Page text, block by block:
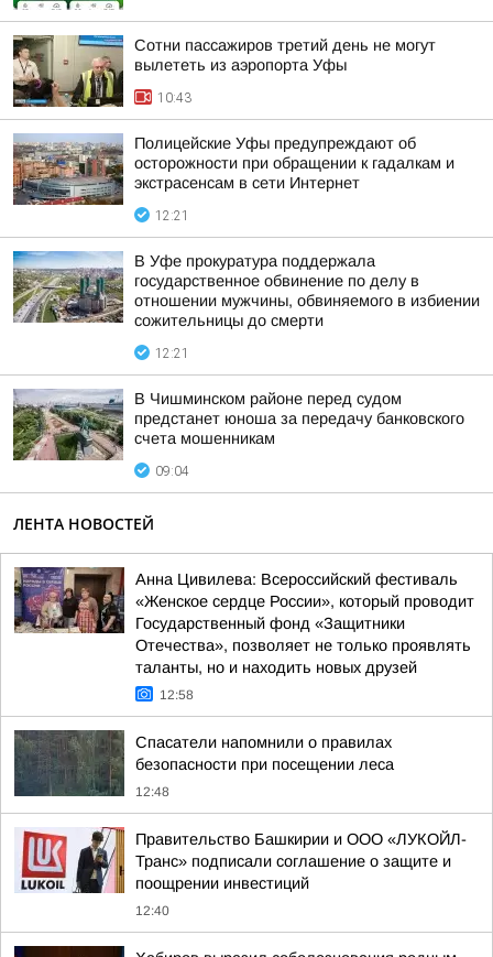
Сотни пассажиров третий день не могут
вылететь из аэропорта Уфы
10:43
Полицейские Уфы предупреждают об
осторожности при обращении к гадалкам и
экстрасенсам в сети Интернет
12:21
В Уфе прокуратура поддержала
государственное обвинение по делу в
отношении мужчины, обвиняемого в избиении
сожительницы до смерти
12:21
В Чишминском районе перед судом
предстанет юноша за передачу банковского
счета мошенникам
09:04
ЛЕНТА НОВОСТЕЙ
Анна Цивилева: Всероссийский фестиваль
«Женское сердце России», который проводит
Государственный фонд «Защитники
Отечества», позволяет не только проявлять
таланты, но и находить новых друзей
12:58
Спасатели напомнили о правилах
безопасности при посещении леса
12:48
Правительство Башкирии и ООО «ЛУКОЙЛ-
Транс» подписали соглашение о защите и
поощрении инвестиций
12:40